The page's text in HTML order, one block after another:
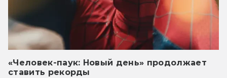
«Человек-паук: Новый день» продолжает
ставить рекорды